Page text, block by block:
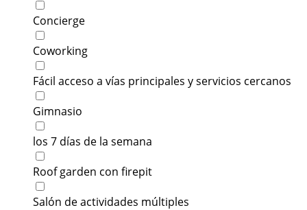
Concierge
Coworking
Fácil acceso a vías principales y servicios cercanos
Gimnasio
los 7 días de la semana
Roof garden con firepit
Salón de actividades múltiples